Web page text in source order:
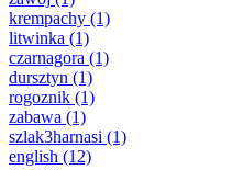
krempachy (1)
litwinka (1)
czarnagora (1)
dursztyn (1)
rogoznik (1)
zabawa (1)
szlak3harnasi (1)
english (12)